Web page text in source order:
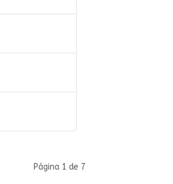
Página 1 de 7